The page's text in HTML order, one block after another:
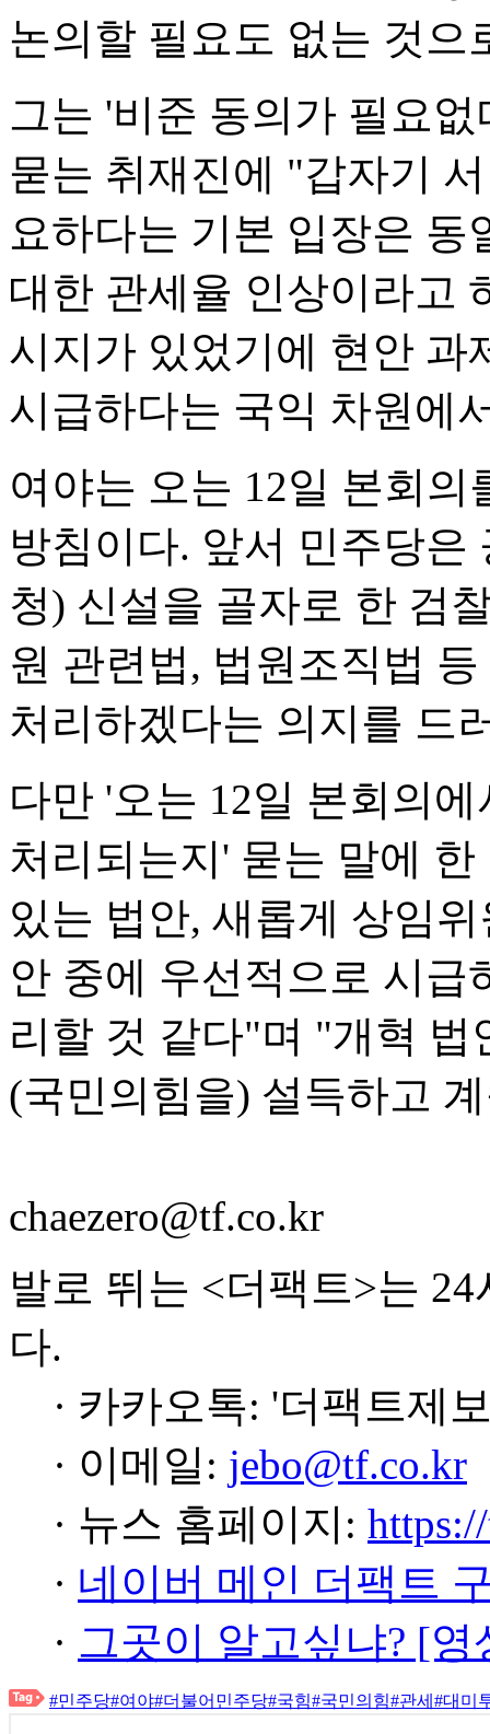
논의할 필요도 없는 것으
그는 '비준 동의가 필요
묻는 취재진에 "갑자기
요하다는 기본 입장은
대한 관세율 인상이라고
시지가 있었기에 현안 과
시급하다는 국익 차원에
여야는 오는 12일 본회
방침이다. 앞서 민주당은
청) 신설을 골자로 한 검
원 관련법, 법원조직법
처리하겠다는 의지를 드
다만 '오는 12일 본회의
처리되는지' 묻는 말에
있는 법안, 새롭게 상임
안 중에 우선적으로 시
리할 것 같다"며 "개혁
(국민의힘을) 설득하고
chaezero@tf.co.kr
발로 뛰는 <더팩트>는
다.
· 카카오톡: '더팩트제
· 이메일: jebo@tf.co.kr
· 뉴스 홈페이지:
· 네이버 메인 더팩트
· 그곳이 알고싶냐? [
#민주당#여야#더불어민주당#국힘#국민의힘#관세 #대미